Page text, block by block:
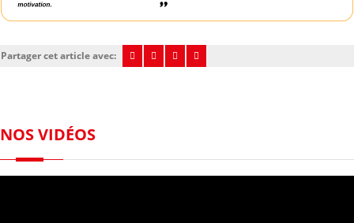
Partager cet article avec:
NOS VIDÉOS